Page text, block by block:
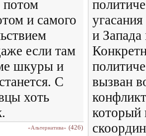
потом
и самого
если там
шкуры и
С
хоть
«Альтернатива» (426)
и
вызван
который